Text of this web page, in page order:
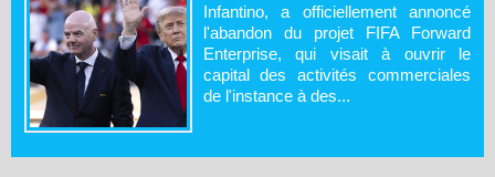
Infantino, a officiellement annoncé
l'abandon du projet FIFA Forward
Enterprise, qui visait à ouvrir le
capital des activités commerciales
de l'instance à des...